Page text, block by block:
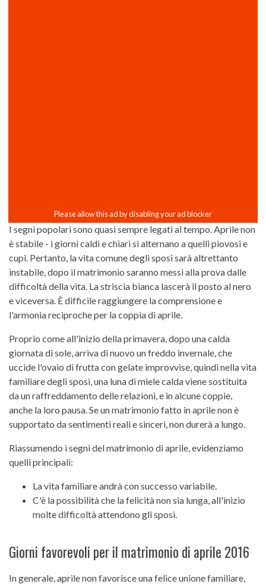
I segni popolari sono quasi sempre legati al tempo. Aprile non
è stabile - i giorni caldi e chiari si alternano a quelli piovosi e
cupi. Pertanto, la vita comune degli sposi sarà altrettanto
instabile, dopo il matrimonio saranno messi alla prova dalle
difficoltà della vita. La striscia bianca lascerà il posto al nero
e viceversa. È difficile raggiungere la comprensione e
l'armonia reciproche per la coppia di aprile.
Proprio come all'inizio della primavera, dopo una calda
giornata di sole, arriva di nuovo un freddo invernale, che
uccide l'ovaio di frutta con gelate improvvise, quindi nella vita
familiare degli sposi, una luna di miele calda viene sostituita
da un raffreddamento delle relazioni, e in alcune coppie,
anche la loro pausa. Se un matrimonio fatto in aprile non è
supportato da sentimenti reali e sinceri, non durerà a lungo.
Riassumendo i segni del matrimonio di aprile, evidenziamo
quelli principali:
La vita familiare andrà con successo variabile.
C'è la possibilità che la felicità non sia lunga, all'inizio
molte difficoltà attendono gli sposi.
Giorni favorevoli per il matrimonio di aprile 2016
In generale, aprile non favorisce una felice unione familiare,